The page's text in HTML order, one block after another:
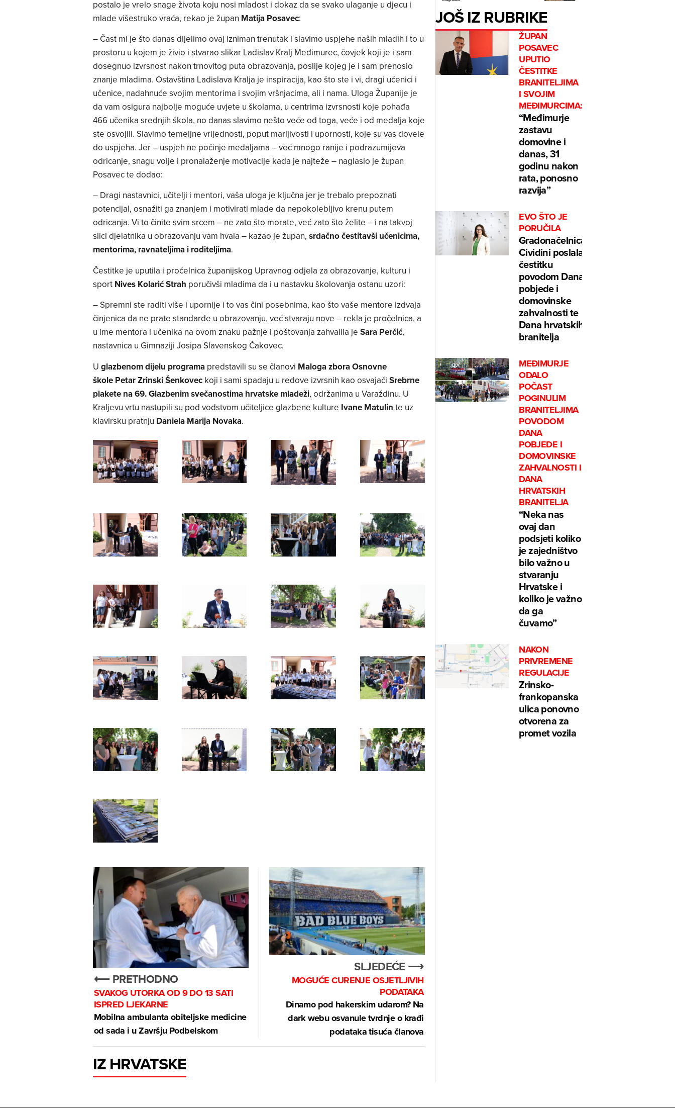
postalo je vrelo snage života koju nosi mladost i dokaz da se svako ulaganje u djecu i
mlade višestruko vraća, rekao je župan Matija Posavec:
– Čast mi je što danas dijelimo ovaj izniman trenutak i slavimo uspjehe naših mladih i to u
prostoru u kojem je živio i stvarao slikar Ladislav Kralj Međimurec, čovjek koji je i sam
dosegnuo izvrsnost nakon trnovitog puta obrazovanja, poslije kojeg je i sam prenosio
znanje mladima. Ostavština Ladislava Kralja je inspiracija, kao što ste i vi, dragi učenici i
učenice, nadahnuće svojim mentorima i svojim vršnjacima, ali i nama. Uloga Županije je
da vam osigura najbolje moguće uvjete u školama, u centrima izvrsnosti koje pohađa
466 učenika srednjih škola, no danas slavimo nešto veće od toga, veće i od medalja koje
ste osvojili. Slavimo temeljne vrijednosti, poput marljivosti i upornosti, koje su vas dovele
do uspjeha. Jer – uspjeh ne počinje medaljama – već mnogo ranije i podrazumijeva
odricanje, snagu volje i pronalaženje motivacije kada je najteže – naglasio je župan
Posavec te dodao:
– Dragi nastavnici, učitelji i mentori, vaša uloga je ključna jer je trebalo prepoznati
potencijal, osnažiti ga znanjem i motivirati mlade da nepokolebljivo krenu putem
odricanja. Vi to činite svim srcem – ne zato što morate, već zato što želite – i na takvoj
slici djelatnika u obrazovanju vam hvala – kazao je župan, srdačno čestitavši učenicima,
mentorima, ravnateljima i roditeljima.
Čestitke je uputila i pročelnica županijskog Upravnog odjela za obrazovanje, kulturu i
sportNives Kolarić Strah poručivši mladima da i u nastavku školovanja ostanu uzori:
– Spremni ste raditi više i upornije i to vas čini posebnima, kao što vaše mentore izdvaja
činjenica da ne prate standarde u obrazovanju, već stvaraju nove – rekla je pročelnica, a
u ime mentora i učenika na ovom znaku pažnje i poštovanja zahvalila je Sara Perčić,
nastavnica u Gimnaziji Josipa Slavenskog Čakovec.
U glazbenom dijelu programapredstavili su se članovi Maloga zbora Osnovne
škole Petar Zrinski Šenkoveckoji i sami spadaju u redove izvrsnih kao osvajači Srebrne
plakete na 69. Glazbenim svečanostima hrvatske mladeži, održanima u Varaždinu. U
Kraljevu vrtu nastupili su pod vodstvom učiteljice glazbene kulture Ivane Matulin te uz
klavirsku pratnju Daniela Marija Novaka.
⟵ PRETHODNO
SVAKOG UTORKA OD 9 DO 13 SATI
ISPRED LJEKARNE
Mobilna ambulanta obiteljske medicine
od sada i u Završju Podbelskom
SLJEDEĆE ⟶
MOGUĆE CURENJE OSJETLJIVIH
PODATAKA
Dinamo pod hakerskim udarom? Na
dark webu osvanule tvrdnje o krađi
podataka tisuća članova
IZ HRVATSKE
JOŠ IZ RUBRIKE
ŽUPAN
POSAVEC
UPUTIO
ČESTITKE
BRANITELJIMA
I SVOJIM
MEĐIMURCIMA:
“Međimurje
zastavu
domovine i
danas, 31
godinu nakon
rata, ponosno
razvija”
EVO ŠTO JE
PORUČILA
Gradonačelnica
Cividini poslala
čestitku
povodom Dana
pobjede i
domovinske
zahvalnosti te
Dana hrvatskih
branitelja
MEĐIMURJE
ODALO
POČAST
POGINULIM
BRANITELJIMA
POVODOM
DANA
POBJEDE I
DOMOVINSKE
ZAHVALNOSTI I
DANA
HRVATSKIH
BRANITELJA
“Neka nas
ovaj dan
podsjeti koliko
je zajedništvo
bilo važno u
stvaranju
Hrvatske i
koliko je važno
da ga
čuvamo”
NAKON
PRIVREMENE
REGULACIJE
Zrinsko-
frankopanska
ulica ponovno
otvorena za
promet vozila